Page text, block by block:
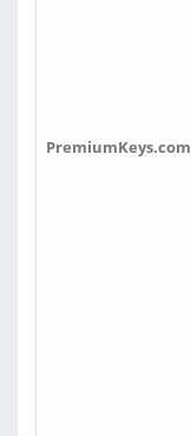
PremiumKeys.com